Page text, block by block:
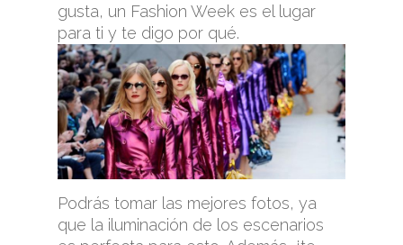
gusta, un Fashion Week es el lugar
para ti y te digo por qué.
Podrás tomar las mejores fotos, ya
que la iluminación de los escenarios